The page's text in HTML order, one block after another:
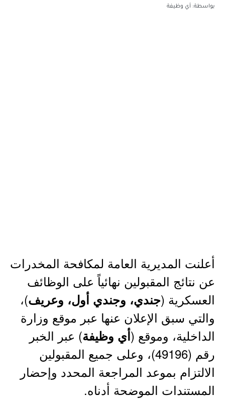
بواسطة: أي وظيفة
أعلنت المديرية العامة لمكافحة المخدرات
عن نتائج المقبولين نهائياً على الوظائف
العسكرية (جندي، وجندي أول، وعريف)،
والتي سبق الإعلان عنها عبر موقع وزارة
الداخلية، وموقع (أي وظيفة) عبر الخبر
رقم (49196)، وعلى جميع المقبولين
الالتزام بموعد المراجعة المحدد وإحضار
المستندات الموضحة أدناه.